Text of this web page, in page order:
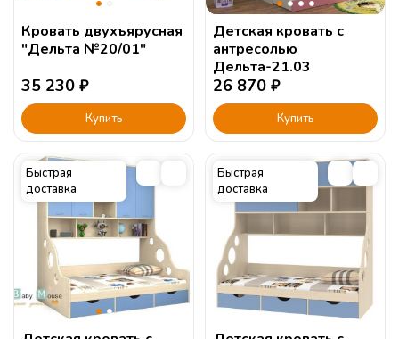
Кровать двухъярусная
"Дельта №20/01"
35 230 ₽
Купить
Детская кровать с
антресолью
Дельта-21.03
26 870 ₽
Купить
Быстрая
доставка
Быстрая
доставка